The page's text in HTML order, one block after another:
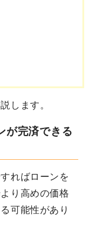
します。
が完済できる
ればローンを
り高めの価格
可能性があり